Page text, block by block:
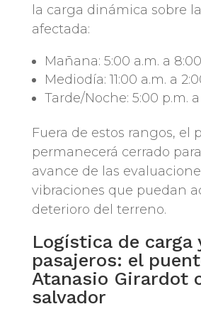
la carga dinámica sobre
afectada:
Mañana: 5:00 a.m. a
Mediodía: 11:00 a.m. a
Tarde/Noche: 5:00 p.m.
Fuera de estos rangos, el
permanecerá cerrado
avance de las
vibraciones que puedan
deterioro del terreno.
Logística de carga
pasajeros: el
Atanasio Girardot
salvador